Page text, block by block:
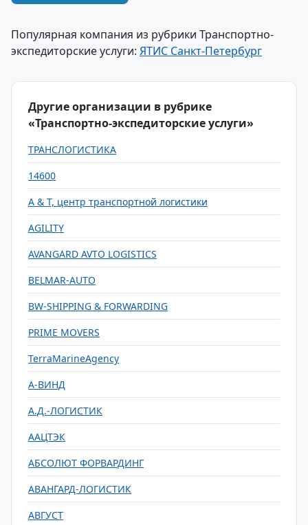
Популярная компания из рубрики Транспортно-
экспедиторские услуги: ЯТИС Санкт-Петербург
Другие организации в рубрике
«Транспортно-экспедиторские услуги»
ТРАНСЛОГИСТИКА
14600
A & T, центр транспортной логистики
AGILITY
AVANGARD AVTO LOGISTICS
BELMAR-AUTO
BW-SHIPPING & FORWARDING
PRIME MOVERS
TerraMarineAgency
А-ВИНД
А.Д.-ЛОГИСТИК
ААЦТЭК
АБСОЛЮТ ФОРВАРДИНГ
АВАНГАРД-ЛОГИСТИК
АВГУСТ